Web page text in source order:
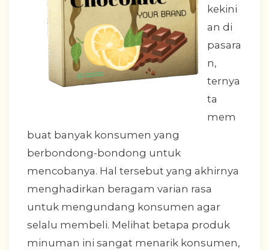
kekini
an di
pasara
n,
ternya
ta
mem
buat banyak konsumen yang
berbondong-bondong untuk
mencobanya. Hal tersebut yang akhirnya
menghadirkan beragam varian rasa
untuk mengundang konsumen agar
selalu membeli. Melihat betapa produk
minuman ini sangat menarik konsumen,